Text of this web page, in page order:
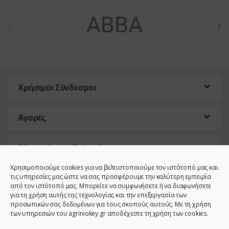
Χρησιμοποιούμε cookies για να βελτιστοποιούμε τον ιστότοπό μας και
τις υπηρεσίες μας ώστε να σας προσφέρουμε την καλύτερη εμπειρία
από τον ιστότοπό μας. Μπορείτε να συμφωνήσετε ή να διαφωνήσετε
για τη χρήση αυτής της τεχνολογίας και την επεξεργασία των
προσωπικών σας δεδομένων για τους σκοπούς αυτούς. Με τη χρήση
των υπηρεσιών του agriniokey.gr αποδέχεστε τη χρήση των cookies.
Χρήσιμοι Σύνδεσμοι
Αγορές
Εξυπηρέτηση Πελατών
Έχετε κάποια ερώτηση;